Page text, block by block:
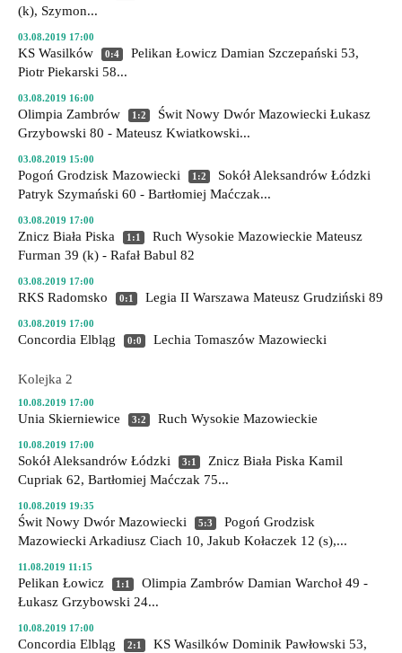
(k), Szymon...
03.08.2019 17:00
KS Wasilków 0:4 Pelikan Łowicz Damian Szczepański 53,
Piotr Piekarski 58...
03.08.2019 16:00
Olimpia Zambrów 1:2 Świt Nowy Dwór Mazowiecki Łukasz
Grzybowski 80 - Mateusz Kwiatkowski...
03.08.2019 15:00
Pogoń Grodzisk Mazowiecki 1:2
Sokół Aleksandrów Łódzki
Patryk Szymański 60 - Bartłomiej Maćczak...
03.08.2019 17:00
Znicz Biała Piska 1:1 Ruch Wysokie Mazowieckie Mateusz
Furman 39 (k) - Rafał Babul 82
03.08.2019 17:00
RKS Radomsko 0:1 Legia II Warszawa Mateusz Grudziński 89
03.08.2019 17:00
Concordia Elbląg 0:0 Lechia Tomaszów Mazowiecki
Kolejka 2
10.08.2019 17:00
Unia Skierniewice 3:2 Ruch Wysokie Mazowieckie
10.08.2019 17:00
Sokół Aleksandrów Łódzki 3:1 Znicz Biała Piska Kamil
Cupriak 62, Bartłomiej Maćczak 75...
10.08.2019 19:35
Świt Nowy Dwór Mazowiecki 5:3
Pogoń Grodzisk
Mazowiecki Arkadiusz Ciach 10, Jakub Kołaczek 12 (s),...
11.08.2019 11:15
Pelikan Łowicz 1:1 Olimpia Zambrów Damian Warchoł 49 -
Łukasz Grzybowski 24...
10.08.2019 17:00
Concordia Elbląg 2:1 KS Wasilków Dominik Pawłowski 53,